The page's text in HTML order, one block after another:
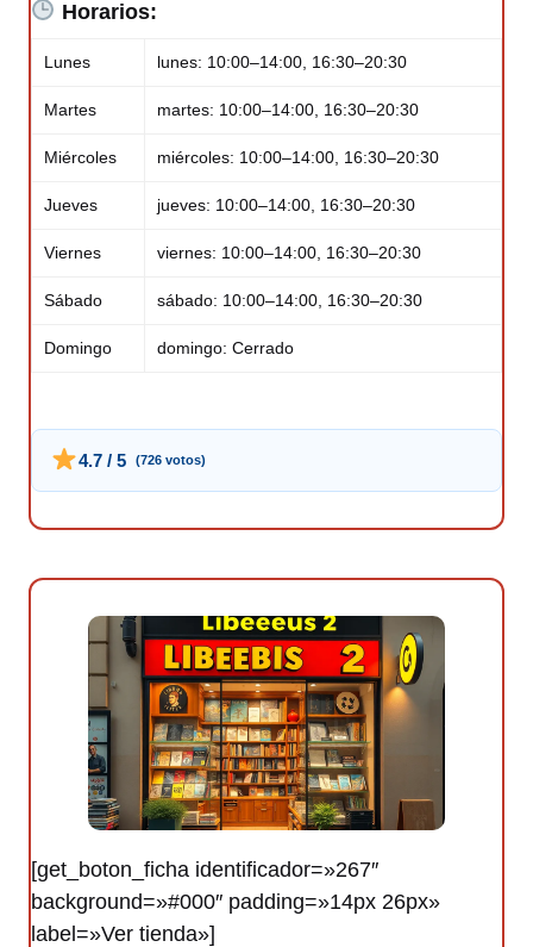
Horarios:
Lunes lunes: 10:00–14:00, 16:30–20:30
Martes martes: 10:00–14:00, 16:30–20:30
Miércoles miércoles: 10:00–14:00, 16:30–20:30
Jueves jueves: 10:00–14:00, 16:30–20:30
Viernes viernes: 10:00–14:00, 16:30–20:30
Sábado sábado: 10:00–14:00, 16:30–20:30
Domingo domingo: Cerrado
4.7 / 5 (726 votos)
[get_boton_ficha identificador=»267″
background=»#000″ padding=»14px 26px»
label=»Ver tienda»]